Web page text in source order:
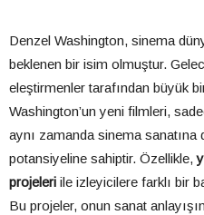
Denzel Washington, sinema
beklenen bir isim olmuştur.
eleştirmenler tarafından büyük
Washington’un yeni filmleri,
aynı zamanda sinema sanatına
potansiyeline sahiptir. Özellikle,
projeleri ile izleyicilere farklı bir
Bu projeler, onun sanat